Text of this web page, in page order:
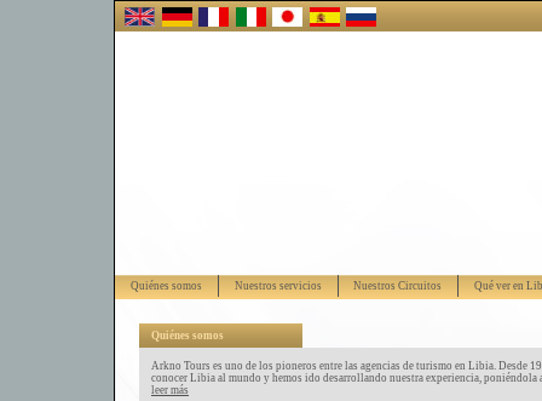
Quiénes somos Nuestros servicios Nuestros Circuitos Qué ver en
Quiénes somos
Arkno Tours es uno de los pioneros entre las agencias de turismo en Libia. Desde
conocer Libia al mundo y hemos ido desarrollando nuestra experiencia, poniéndola
leer más